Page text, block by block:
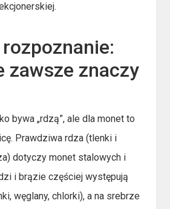
zawsze znaczy
bywa „rdzą”, ale dla monet to
Prawdziwa rdza (tlenki i
dotyczy monet stalowych i
i brązie częściej występują
węglany, chlorki), a na srebrze